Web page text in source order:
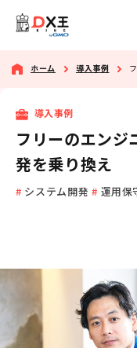
ホーム 導入事例
導入事例
フリーのエンジ
発を乗り換え
システム開発 運用保